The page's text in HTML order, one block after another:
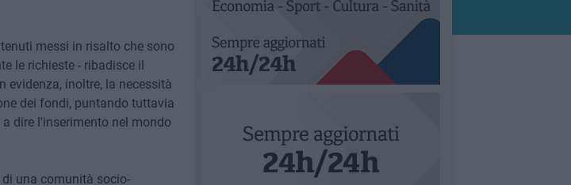
messi in risalto che sono
le richieste - ribadisce il
evidenza, inoltre, la necessità
dei fondi, puntando tuttavia
dire l'inserimento nel mondo
una comunità socio-